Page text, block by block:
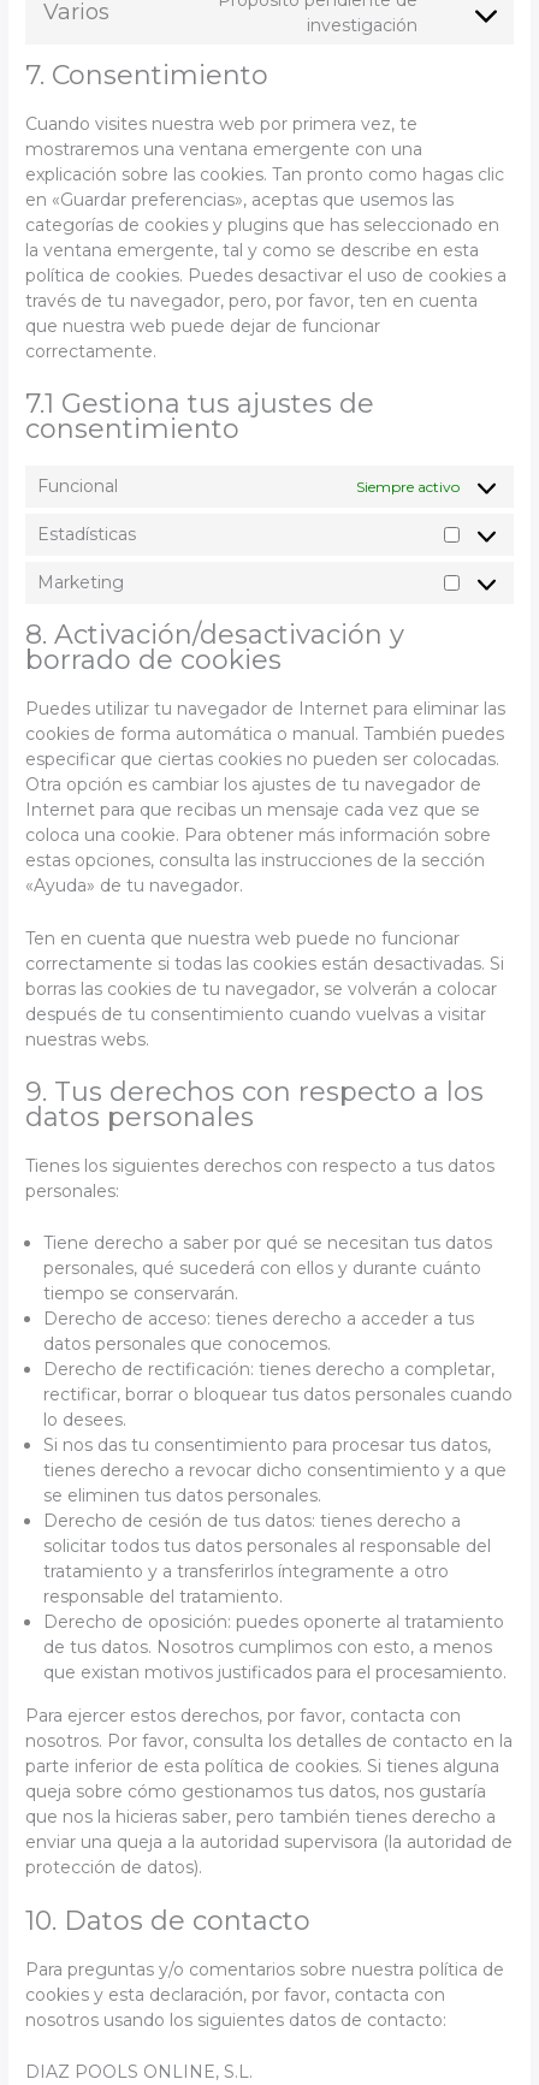
fonts
service
Varios
investigación
Consent
7. Consentimiento
Cuando visites nuestra web por primera vez, te
mostraremos una ventana emergente con una
explicación sobre las cookies. Tan pronto como hagas clic
en «Guardar preferencias», aceptas que usemos las
categorías de cookies y plugins que has seleccionado en
la ventana emergente, tal y como se describe en esta
política de cookies. Puedes desactivar el uso de cookies a
través de tu navegador, pero, por favor, ten en cuenta
que nuestra web puede dejar de funcionar
correctamente.
7.1 Gestiona tus ajustes de
consentimiento
Funcional Siempre activo
Estadísticas
Marketing
8. Activación/desactivación y
borrado de cookies
Puedes utilizar tu navegador de Internet para eliminar las
cookies de forma automática o manual. También puedes
especificar que ciertas cookies no pueden ser colocadas.
Otra opción es cambiar los ajustes de tu navegador de
Internet para que recibas un mensaje cada vez que se
coloca una cookie. Para obtener más información sobre
estas opciones, consulta las instrucciones de la sección
«Ayuda» de tu navegador.
Ten en cuenta que nuestra web puede no funcionar
correctamente si todas las cookies están desactivadas. Si
borras las cookies de tu navegador, se volverán a colocar
después de tu consentimiento cuando vuelvas a visitar
nuestras webs.
9. Tus derechos con respecto a los
datos personales
Tienes los siguientes derechos con respecto a tus datos
personales:
Tiene derecho a saber por qué se necesitan tus datos
personales, qué sucederá con ellos y durante cuánto
tiempo se conservarán.
Derecho de acceso: tienes derecho a acceder a tus
datos personales que conocemos.
Derecho de rectificación: tienes derecho a completar,
rectificar, borrar o bloquear tus datos personales cuando
lo desees.
Si nos das tu consentimiento para procesar tus datos,
tienes derecho a revocar dicho consentimiento y a que
se eliminen tus datos personales.
Derecho de cesión de tus datos: tienes derecho a
solicitar todos tus datos personales al responsable del
tratamiento y a transferirlos íntegramente a otro
responsable del tratamiento.
Derecho de oposición: puedes oponerte al tratamiento
de tus datos. Nosotros cumplimos con esto, a menos
que existan motivos justificados para el procesamiento.
Para ejercer estos derechos, por favor, contacta con
nosotros. Por favor, consulta los detalles de contacto en la
parte inferior de esta política de cookies. Si tienes alguna
queja sobre cómo gestionamos tus datos, nos gustaría
que nos la hicieras saber, pero también tienes derecho a
enviar una queja a la autoridad supervisora (la autoridad de
protección de datos).
10. Datos de contacto
Para preguntas y/o comentarios sobre nuestra política de
cookies y esta declaración, por favor, contacta con
nosotros usando los siguientes datos de contacto:
DIAZ POOLS ONLINE, S.L.